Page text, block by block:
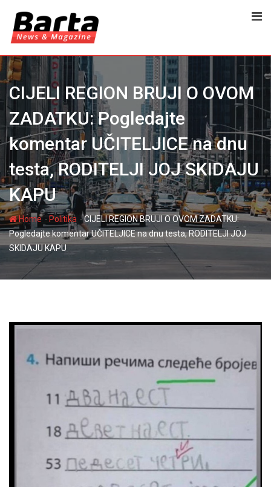
content
CIJELI REGION BRUJI O OVOM
ZADATKU: Pogledajte
komentar UČITELJICE na dnu
testa, RODITELJI JOJ SKIDAJU
KAPU
Home-Politika -CIJELI REGION BRUJI O OVOM ZADATKU:
Pogledajte komentar UČITELJICE na dnu testa, RODITELJI JOJ
SKIDAJU KAPU